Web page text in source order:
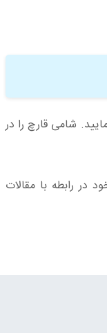
شامی قارچ را در
در رابطه با مقالات